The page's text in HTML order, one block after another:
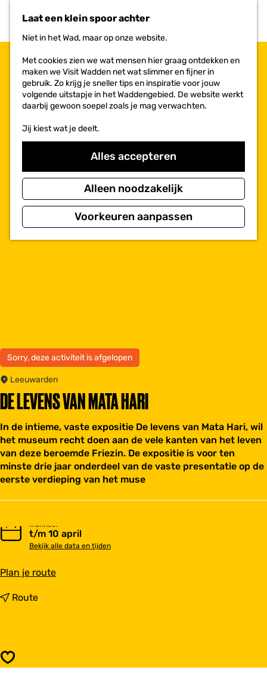
Laat een klein spoor achter
Niet in het Wad, maar op onze website.
Met cookies zien we wat mensen hier graag ontdekken en
maken we Visit Wadden net wat slimmer en fijner in
gebruik. Zo krijg je sneller tips en inspiratie voor jouw
volgende uitstapje in het Waddengebied. De website werkt
daarbij gewoon soepel zoals je mag verwachten.
Jij kiest wat je deelt.
Alles accepteren
Alleen noodzakelijk
Voorkeuren aanpassen
r
i
e
e
n
DE LEVENS VAN MATA HARI
Sorry, deze activiteit is afgelopen
Leeuwarden
In de intieme, vaste expositie De levens van Mata Hari, wil
het museum recht doen aan de vele kanten van het leven
van deze beroemde Friezin. De expositie is voor ten
minste drie jaar onderdeel van de vaste presentatie op de
eerste verdieping van het muse
Wanneer
t/m 10 april
Bekijk alle data en tijden
Plan je routen
Routen
l
Opslaan